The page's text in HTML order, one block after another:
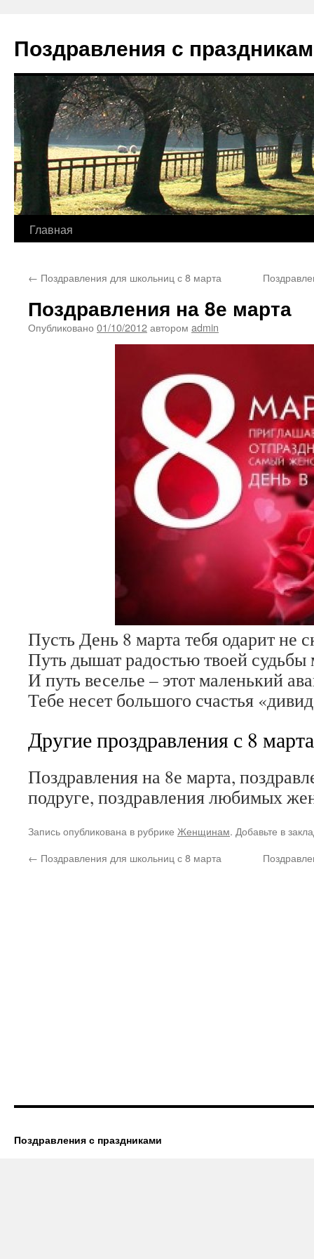
содержимому
Поздравления с
Главная
← Поздравления для школьниц с 8 марта
Поздравления на 8е марта
Опубликовано 01/10/2012автором admin
Пусть День 8 марта тебя одарит не
Путь дышат радостью твоей
И путь веселье – этот маленький
Тебе несет большого счастья
Другие проздравления с 8 марта
Поздравления на 8е марта,
подруге, поздравления любимых
Запись опубликована в рубрике Женщинам. Добавьте в
← Поздравления для школьниц с 8 марта
Поздравления с праздниками